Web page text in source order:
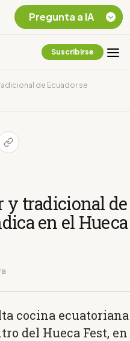
Suscribirse
de Ecuador se
y tradicional de
en el Hueca
cocina ecuatoriana
del Hueca Fest, en
Pregunta a IA
Chevron Ecuador